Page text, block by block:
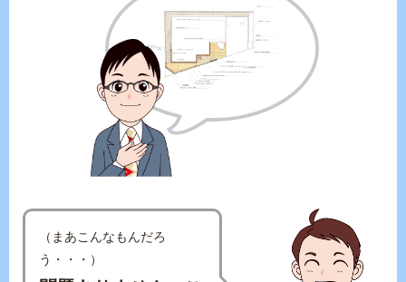
（まあこんなもんだろ
う・・・）